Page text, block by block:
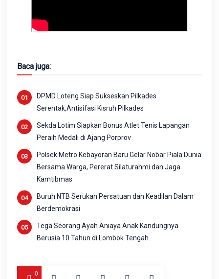
Baca juga:
DPMD Loteng Siap Sukseskan Pilkades
Serentak,Antisifasi Kisruh Pilkades
Sekda Lotim Siapkan Bonus Atlet Tenis Lapangan
Peraih Medali di Ajang Porprov
Polsek Metro Kebayoran Baru Gelar Nobar Piala Dunia
Bersama Warga, Pererat Silaturahmi dan Jaga
Kamtibmas
Buruh NTB Serukan Persatuan dan Keadilan Dalam
Berdemokrasi
Tega Seorang Ayah Aniaya Anak Kandungnya
Berusia 10 Tahun di Lombok Tengah.
0